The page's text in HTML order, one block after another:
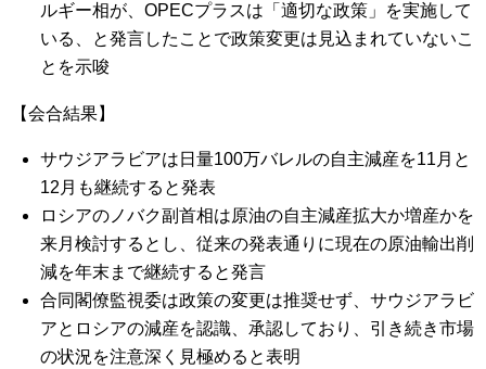
ルギー相が、OPECプラスは「適切な政策」を実施して
いる、と発言したことで政策変更は見込まれていないこ
とを示唆
【会合結果】
サウジアラビアは日量100万バレルの自主減産を11月と
12月も継続すると発表
ロシアのノバク副首相は原油の自主減産拡大か増産かを
来月検討するとし、従来の発表通りに現在の原油輸出削
減を年末まで継続すると発言
合同閣僚監視委は政策の変更は推奨せず、サウジアラビ
アとロシアの減産を認識、承認しており、引き続き市場
の状況を注意深く見極めると表明